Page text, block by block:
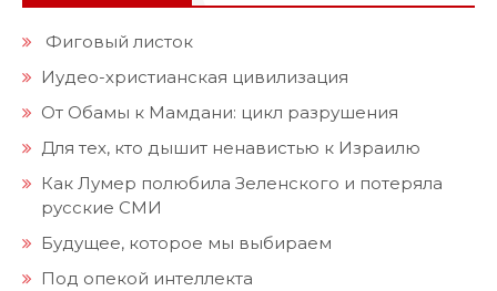
Фиговый листок
Иудео-христианская цивилизация
От Обамы к Мамдани: цикл разрушения
Для тех, кто дышит ненавистью к Израилю
Как Лумер полюбила Зеленского и потеряла
русские СМИ
Будущее, которое мы выбираем
Под опекой интеллекта